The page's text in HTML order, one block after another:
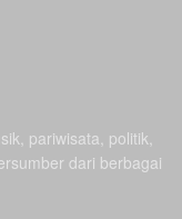
pariwisata, politik,
dari berbagai